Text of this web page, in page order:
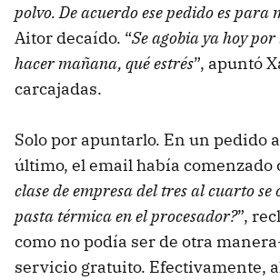
polvo. De acuerdo ese pedido es para
Aitor decaído. “Se agobia ya hoy
hacer mañana, qué estrés”, apuntó
carcajadas.
Solo por apuntarlo. En un pedido
último, el email había comenzado
clase de empresa del tres al cuarto se
pasta térmica en el procesador?”,
como no podía ser de otra
servicio gratuito. Efectivamente,